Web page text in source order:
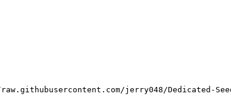
jerry048/Dedicated-